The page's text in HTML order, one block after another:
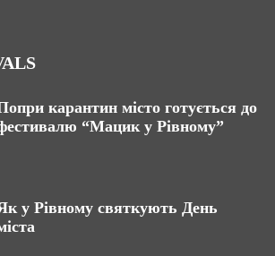
карантин місто готується до
“Мацик у Рівному”
у Рівному святкують День